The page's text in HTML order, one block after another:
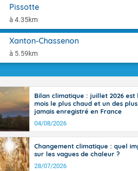
Pissotte
à 4.35km
Xanton-Chassenon
à 5.59km
pays en
sur la
la chaine
par
nuageuse
Midi-
degrés
avec 34 à
et 39 à 40
Bilan climatique : juillet 2026 est
mois le plus chaud et un des
jamais enregistré en France
04/08/2026
Changement climatique : quel
sur les vagues de chaleur ?
28/07/2026